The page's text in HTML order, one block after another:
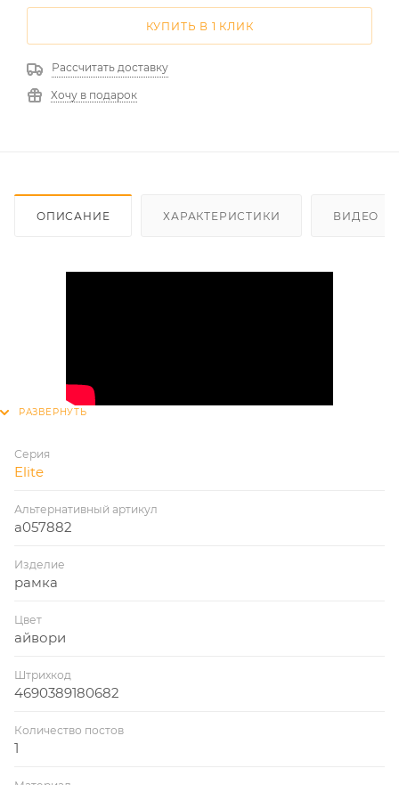
КУПИТЬ В 1 КЛИК
Рассчитать доставку
Хочу в подарок
ОПИСАНИЕ ХАРАКТЕРИСТИКИ ВИДЕО
Серия
Elite
Альтернативный артикул
a057882
Изделие
рамка
Цвет
айвори
Штрихкод
4690389180682
Количество постов
1